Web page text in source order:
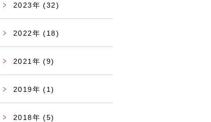
2023 (32)
2022 (18)
2021 (9)
2019 (1)
2018 (5)